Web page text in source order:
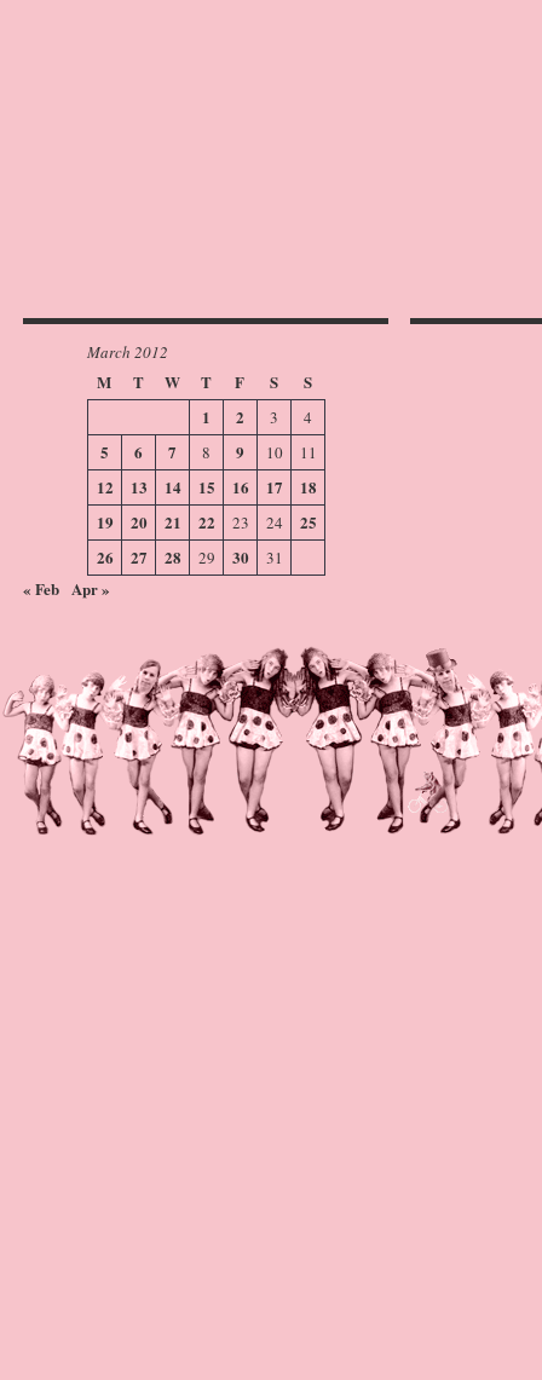
March 2012
M T W T F S
S
1
2 3 4
5 6 7 8 9 10 11
12 13 14 15 16 17
18
19
20 21 22 23 24
25
26
27 28 29 30 31
« Feb Apr »